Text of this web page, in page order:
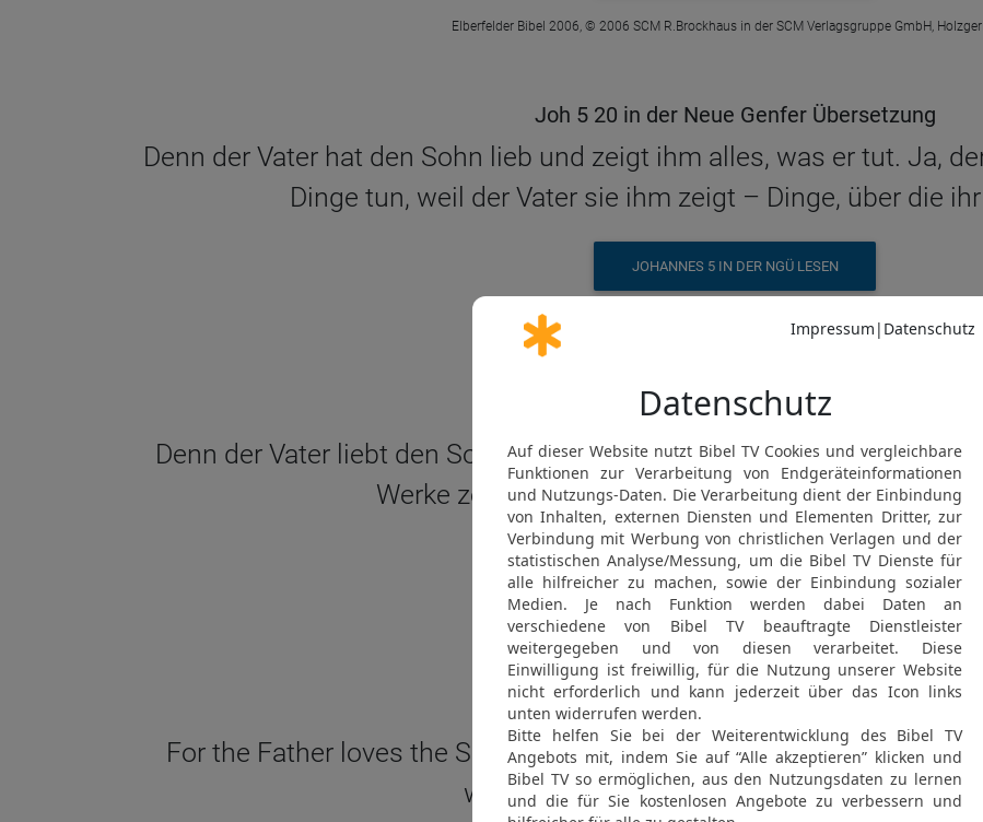
Elberfelder Bibel 2006, © 2006 SCM R.Brockhaus in der SCM Verlagsgruppe GmbH,
Joh 5 20 in der Neue Genfer Übersetzung
Denn der Vater hat den Sohn lieb und zeigt ihm alles, was er tut. Ja,
Dinge tun, weil der Vater sie ihm zeigt – Dinge, über die
JOHANNES 5 IN DER NGÜ LESEN
© Genfer Bibelgesellschaft / Deutsche Bibelgesellschaft, Stuttgart
Joh 5 20 in der Schlachter 2000
Denn der Vater liebt den Sohn und zeigt ihm alles, was er selbst tut;
Werke zeigen als diese, sodass ihr euch
JOHANNES 5 IN DER SLT LESEN
© 2000 Genfer Bibelgesellschaft
Joh 5 20 in der New International Version
For the Father loves the Son and shows him all he does. Yes, and
works than these, so that you will be